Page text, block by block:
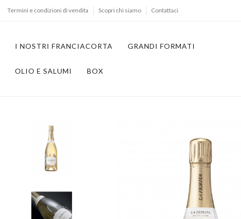
Termini e condizioni di vendita Scopri chi siamo Contattaci
I NOSTRI FRANCIACORTA GRANDI FORMATI
OLIO E SALUMI BOX